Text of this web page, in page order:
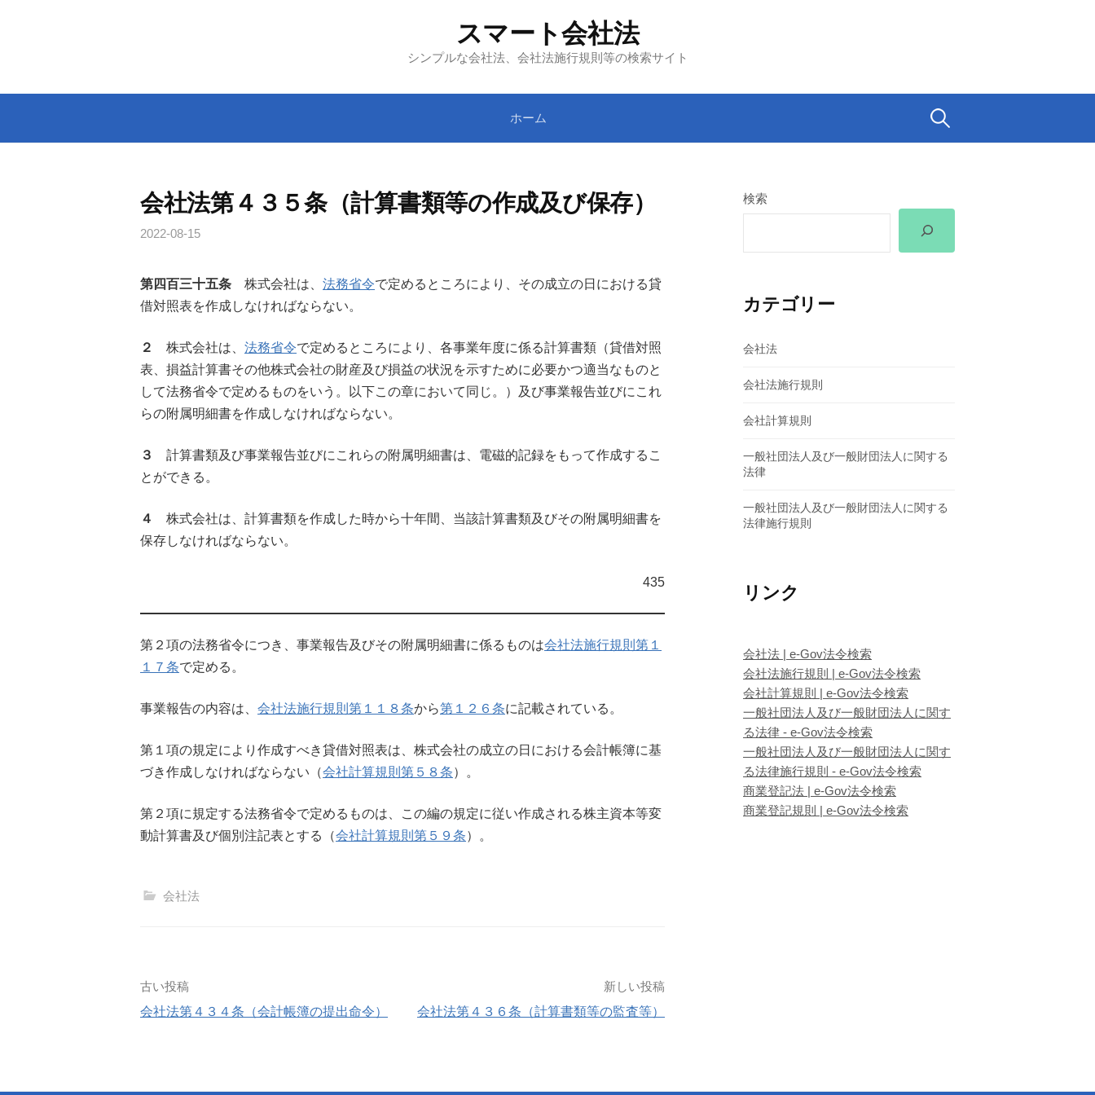
ツ
ス
スマート会社法
シンプルな会社法、会社法施行規則等の検索サイト
ホーム 検
会社法第４３５条（計算書類等の作成及び保存）
2022-08-15
第四百三十五条 株式会社は、 法務省令で定めるところにより、その成立の日における貸
借対照表を作成しなければならない。
２ 株式会社は、 法務省令で定めるところにより、各事業年度に係る計算書類（貸借対照
表、損益計算書その他株式会社の財産及び損益の状況を示すために必要かつ適当なものと
して法務省令で定めるものをいう。以下この章において同じ。）及び事業報告並びにこれ
らの附属明細書を作成しなければならない。
３
計算書類及び事業報告並びにこれらの附属明細書は、電磁的記録をもって作成するこ
とができる。
４
株式会社は、計算書類を作成した時から十年間、当該計算書類及びその附属明細書を
保存しなければならない。
435
第２項の法務省令につき、事業報告及びその附属明細書に係るものは会社法施行規則第１
１７条で定める。
事業報告の内容は、 会社法施行規則第１１８条から第１２６条に記載されている。
第１項の規定により作成すべき貸借対照表は、株式会社の成立の日における会計帳簿に基
づき作成しなければならない（会社計算規則第５８条）。
第２項に規定する法務省令で定めるものは、この編の規定に従い作成される株主資本等変
動計算書及び個別注記表とする（会社計算規則第５９条）。
会社法
投
古い投稿
会社法第４３４条（会計帳簿の提出命令）
新しい投稿
会社法第４３６条（計算書類等の監査等）
検索
カテゴリー
会社法
会社法施行規則
会社計算規則
一般社団法人及び一般財団法人に関する
法律
一般社団法人及び一般財団法人に関する
法律施行規則
リンク
会社法 | e-Gov法令検索
会社法施行規則 | e-Gov法令検索
会社計算規則 | e-Gov法令検索
一般社団法人及び一般財団法人に関す
る法律 - e-Gov法令検索
一般社団法人及び一般財団法人に関す
る法律施行規則 - e-Gov法令検索
商業登記法 | e-Gov法令検索
商業登記規則 | e-Gov法令検索